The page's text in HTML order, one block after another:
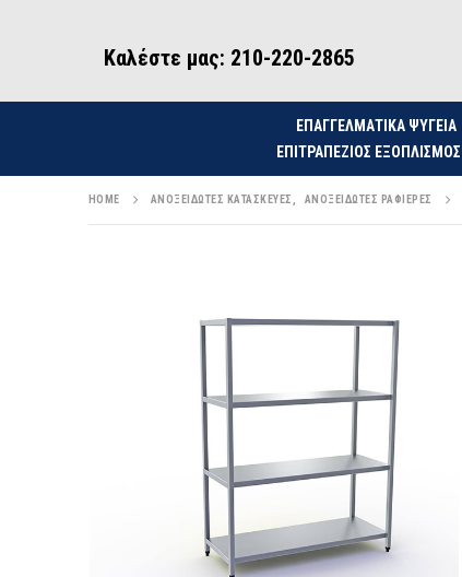
Καλέστε μας: 210-220-2865
ΕΠΑΓΓΕΛΜΑΤΙΚΑ ΨΥΓΕΙΑ
ΕΠΙΤΡΑΠΈΖΙΟΣ ΕΞΟΠΛΙΣΜΌΣ
HOME ΑΝΟΞΕΊΔΩΤΕΣ ΚΑΤΑΣΚΕΥΈΣ ΑΝΟΞΕΊΔΩΤΕΣ ΡΑΦΙΈΡΕΣ